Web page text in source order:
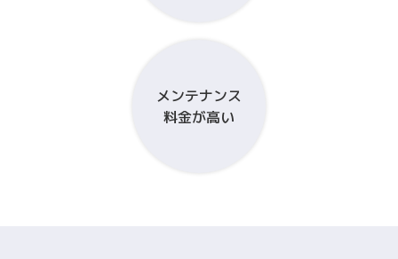
メンテナンス
料金が高い